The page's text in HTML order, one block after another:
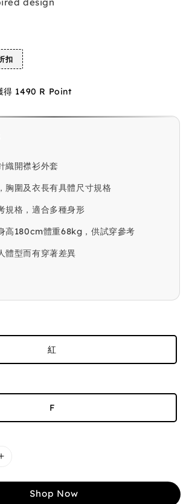
扣
得 1490 R Point
織開襟衫外套
胸圍及衣長有具體尺寸規格
規格，適合多種身形
高180cm體重68kg，供試穿參考
體型而有穿著差異
紅
F
Shop Now